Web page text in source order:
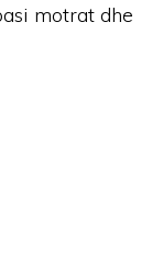
motrat dhe